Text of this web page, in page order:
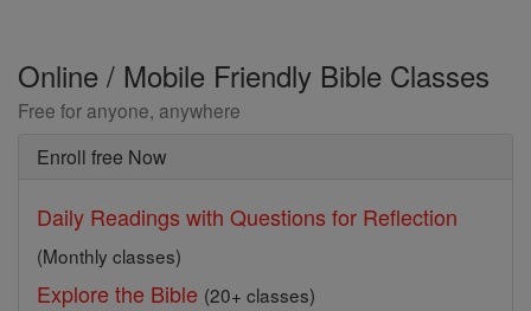
Online / Mobile Friendly Bible Classes
Free for anyone, anywhere
Enroll free Now
Daily Readings with Questions for Reflection
(Monthly classes)
Explore the Bible (20+ classes)